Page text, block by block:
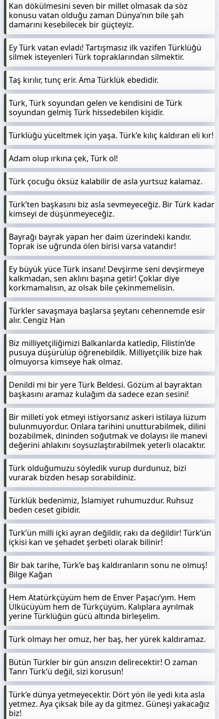
Kan dökülmesini seven bir millet olmasak da söz
konusu vatan olduğu zaman Dünya’nın bile şah
damarını kesebilecek bir güçteyiz.
Ey Türk vatan evladı! Tartışmasız ilk vazifen Türklüğü
silmek isteyenleri Türk topraklarından silmektir.
Taş kırılır, tunç erir. Ama Türklük ebedidir.
Türk, Türk soyundan gelen ve kendisini de Türk
soyundan gelmiş Türk hissedebilen kişidir.
Türklüğü yüceltmek için yaşa. Türk’e kılıç kaldıran eli kır!
Adam olup ırkına çek, Türk ol!
Türk çocuğu öksüz kalabilir de asla yurtsuz kalamaz.
Türk’ten başkasını biz asla sevmeyeceğiz. Bir Türk kadar
kimseyi de düşünmeyeceğiz.
Bayrağı bayrak yapan her daim üzerindeki kandır.
Toprak ise uğrunda ölen birisi varsa vatandır!
Ey büyük yüce Türk insanı! Devşirme seni devşirmeye
kalkmadan, sen aklını başına getir! Çoklar diye
korkmamalısın, az olsak bile çekinmemelisin.
Türkler savaşmaya başlarsa şeytanı cehennemde esir
alır. Cengiz Han
Biz milliyetçiliğimizi Balkanlarda katledip, Filistin’de
pusuya düşürülüp öğrenebildik. Milliyetçilik bize hak
olmuyorsa kimseye hak olmaz.
Denildi mi bir yere Türk Beldesi. Gözüm al bayraktan
başkasını aramaz kulağım da sadece ezan sesini!
Bir milleti yok etmeyi istiyorsanız askeri istilaya lüzum
bulunmuyordur. Onlara tarihini unutturabilmek, dilini
bozabilmek, dininden soğutmak ve dolayısı ile manevi
değerini ahlakını soysuzlaştırabilmek yeterli olacaktır.
Türk olduğumuzu söyledik vurup durdunuz, bizi
vurarak bizden hesap sorabildiniz.
Türklük bedenimiz, İslamiyet ruhumuzdur. Ruhsuz
beden ceset gibidir.
Türk’ün milli içki ayran değildir, rakı da değildir! Türk’ün
içkisi kan ve şehadet şerbeti olarak bilinir!
Bir bak tarihe, Türk’e baş kaldıranların sonu ne olmuş!
Bilge Kağan
Hem Atatürkçüyüm hem de Enver Paşacı’yım. Hem
Ülkücüyüm hem de Türkçüyüm. Kalıplara ayrılmak
yerine Türklüğün gücü altında birleşelim.
Türk olmayı her omuz, her baş, her yürek kaldıramaz.
Bütün Türkler bir gün ansızın delirecektir! O zaman
Tanrı Türk’ü değil, sizi korusun!
Türk’e dünya yetmeyecektir. Dört yön ile yedi kıta asla
yetmez. Aya çıksak bile ay da gitmez. Güneşi yakacağız
biz!